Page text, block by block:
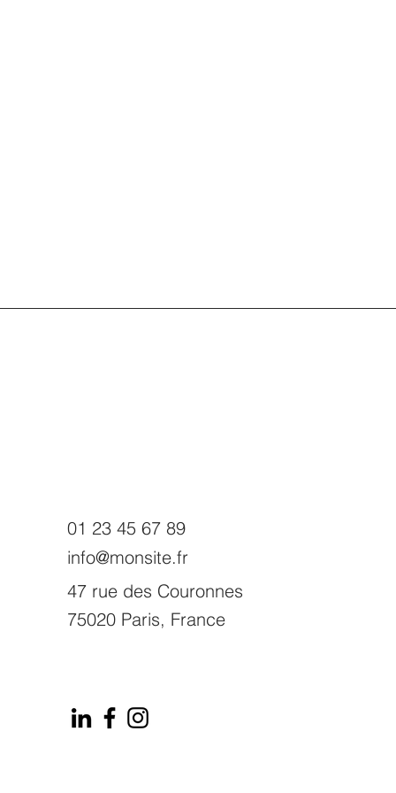
01 23 45 67 89
info@monsite.fr
47 rue des Couronnes
75020 Paris, France